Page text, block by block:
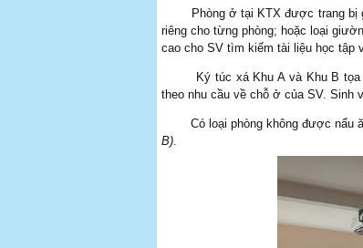
Phòng ở tại KTX được trang bị
riêng cho từng phòng; hoặc loại
cao cho SV tìm kiếm tài liệu học tập
Ký túc xá Khu A và Khu B tọa
theo nhu cầu về chỗ ở của SV. Sinh
Có loại phòng không được nấu
B).